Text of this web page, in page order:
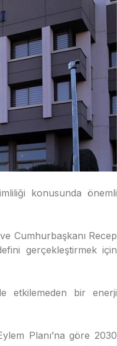
konusunda önemli
Cumhurbaşkanı Recep
gerçekleştirmek için
etkilemeden bir enerji
Planı’na göre 2030